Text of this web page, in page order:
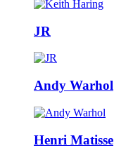
JR
Andy Warhol
Henri Matisse